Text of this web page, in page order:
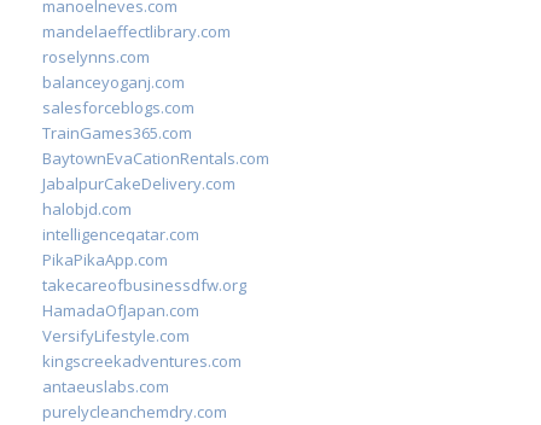
manoelneves.com
mandelaeffectlibrary.com
roselynns.com
balanceyoganj.com
salesforceblogs.com
TrainGames365.com
BaytownEvaCationRentals.com
JabalpurCakeDelivery.com
halobjd.com
intelligenceqatar.com
PikaPikaApp.com
takecareofbusinessdfw.org
HamadaOfJapan.com
VersifyLifestyle.com
kingscreekadventures.com
antaeuslabs.com
purelycleanchemdry.com